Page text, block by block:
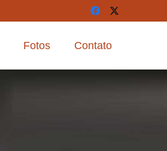
Fotos Contato